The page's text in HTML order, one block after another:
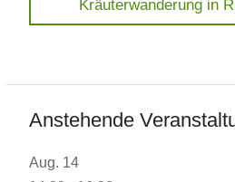
Next
post:
Kräuterwanderung in
Anstehende
Aug. 14